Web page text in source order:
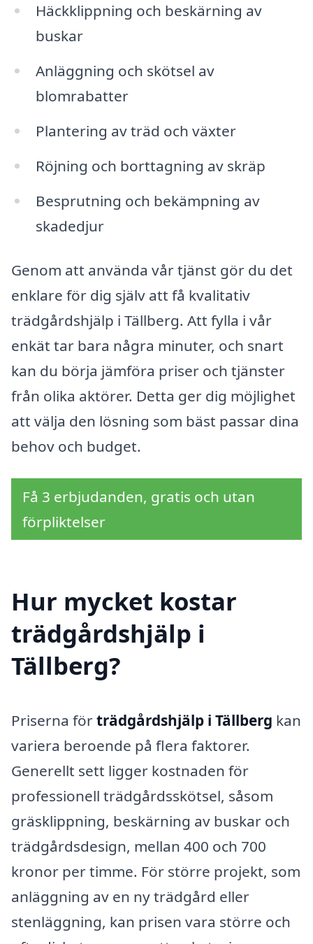
Häckklippning och beskärning av
buskar
Anläggning och skötsel av
blomrabatter
Plantering av träd och växter
Röjning och borttagning av skräp
Besprutning och bekämpning av
skadedjur
Genom att använda vår tjänst gör du det
enklare för dig själv att få kvalitativ
trädgårdshjälp i Tällberg. Att fylla i vår
enkät tar bara några minuter, och snart
kan du börja jämföra priser och tjänster
från olika aktörer. Detta ger dig möjlighet
att välja den lösning som bäst passar dina
behov och budget.
Få 3 erbjudanden, gratis och utan
förpliktelser
Hur mycket kostar
trädgårdshjälp i
Tällberg?
Priserna förträdgårdshjälp i Tällberg kan
variera beroende på flera faktorer.
Generellt sett ligger kostnaden för
professionell trädgårdsskötsel, såsom
gräsklippning, beskärning av buskar och
trädgårdsdesign, mellan 400 och 700
kronor per timme. För större projekt, som
anläggning av en ny trädgård eller
stenläggning, kan prisen vara större och